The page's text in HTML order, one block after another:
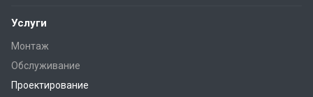
Услуги
Монтаж
Обслуживание
Проектирование